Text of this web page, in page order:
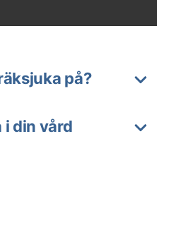
på?
i din vård